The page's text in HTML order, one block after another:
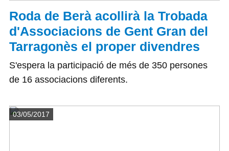
Roda de Berà acollirà la Trobada
d'Associacions de Gent Gran del
Tarragonès el proper divendres
S'espera la participació de més de 350 persones
de 16 associacions diferents.
Detalls
03/05/2017